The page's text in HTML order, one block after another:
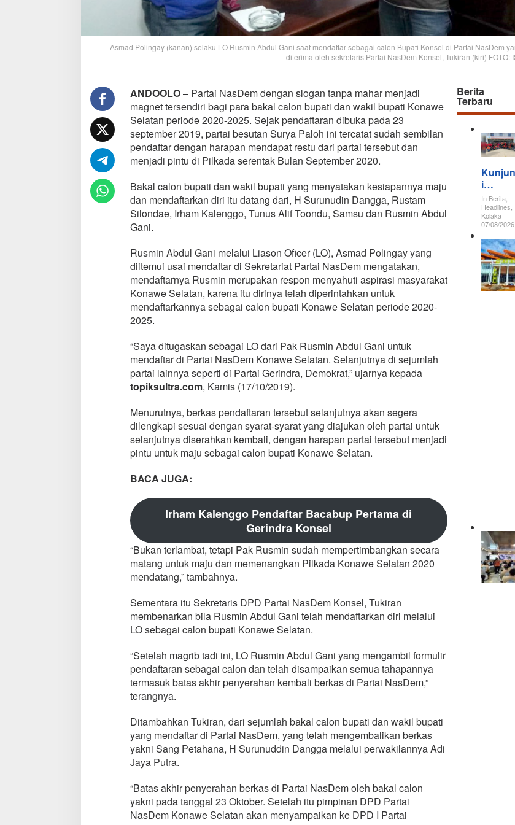
Asmad Polingay (kanan) selaku LO Rusmin Abdul Gani saat mendaftar sebagai calon Bupati Konsel di Partai NasDem
diterima oleh sekretaris Partai NasDem Konsel, Tukiran (kiri) FOTO:
ANDOOLO– Partai NasDem dengan slogan tanpa mahar menjadi
magnet tersendiri bagi para bakal calon bupati dan wakil bupati Konawe
Selatan periode 2020-2025. Sejak pendaftaran dibuka pada 23
september 2019, partai besutan Surya Paloh ini tercatat sudah sembilan
pendaftar dengan harapan mendapat restu dari partai tersebut dan
menjadi pintu di Pilkada serentak Bulan September 2020.
Bakal calon bupati dan wakil bupati yang menyatakan kesiapannya maju
dan mendaftarkan diri itu datang dari, H Surunudin Dangga, Rustam
Silondae, Irham Kalenggo, Tunus Alif Toondu, Samsu dan Rusmin Abdul
Gani.
Rusmin Abdul Gani melalui Liason Oficer (LO), Asmad Polingay yang
diitemui usai mendaftar di Sekretariat Partai NasDem mengatakan,
mendaftarnya Rusmin merupakan respon menyahuti aspirasi masyarakat
Konawe Selatan, karena itu dirinya telah diperintahkan untuk
mendaftarkannya sebagai calon bupati Konawe Selatan periode 2020-
2025.
“Saya ditugaskan sebagai LO dari Pak Rusmin Abdul Gani untuk
mendaftar di Partai NasDem Konawe Selatan. Selanjutnya di sejumlah
partai lainnya seperti di Partai Gerindra, Demokrat,” ujarnya kepada
topiksultra.com, Kamis (17/10/2019).
Menurutnya, berkas pendaftaran tersebut selanjutnya akan segera
dilengkapi sesuai dengan syarat-syarat yang diajukan oleh partai untuk
selanjutnya diserahkan kembali, dengan harapan partai tersebut menjadi
pintu untuk maju sebagai calon bupati Konawe Selatan.
BACA JUGA:
Irham Kalenggo Pendaftar Bacabup Pertama di
Gerindra Konsel
“Bukan terlambat, tetapi Pak Rusmin sudah mempertimbangkan secara
matang untuk maju dan memenangkan Pilkada Konawe Selatan 2020
mendatang,” tambahnya.
Sementara itu Sekretaris DPD Partai NasDem Konsel, Tukiran
membenarkan bila Rusmin Abdul Gani telah mendaftarkan diri melalui
LO sebagai calon bupati Konawe Selatan.
“Setelah magrib tadi ini, LO Rusmin Abdul Gani yang mengambil formulir
pendaftaran sebagai calon dan telah disampaikan semua tahapannya
termasuk batas akhir penyerahan kembali berkas di Partai NasDem,”
terangnya.
Ditambahkan Tukiran, dari sejumlah bakal calon bupati dan wakil bupati
yang mendaftar di Partai NasDem, yang telah mengembalikan berkas
yakni Sang Petahana, H Surunuddin Dangga melalui perwakilannya Adi
Jaya Putra.
“Batas akhir penyerahan berkas di Partai NasDem oleh bakal calon
yakni pada tanggal 23 Oktober. Setelah itu pimpinan DPD Partai
NasDem Konawe Selatan akan menyampaikan ke DPD I Partai
Berita
Terbaru
i
Kawasa
n PT
IPIP, 30
Adat
n
In Berita,
Headlines,
Kolaka
07/08/2026